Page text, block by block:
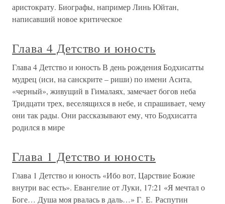
аристократу. Биографы, например Линь Юйтан,
написавший новое критическое
Глава 4 Детство и юность
Глава 4 Детство и юность В день рождения Бодхисатты
мудрец (иси, на санскрите – риши) по имени Асита,
«черный», живущий в Гималаях, замечает богов неба
Тридцати трех, веселящихся в небе, и спрашивает, чему
они так рады. Они рассказывают ему, что Бодхисатта
родился в мире
Глава 1 Детство и юность
Глава 1 Детство и юность «Ибо вот, Царствие Божие
внутри вас есть». Евангелие от Луки, 17:21 «Я мечтал о
Боге… Душа моя рвалась в даль…» Г. Е. Распутин